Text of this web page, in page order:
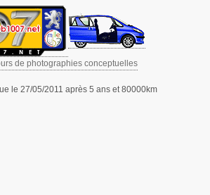
de photographies conceptuelles
le 27/05/2011 après 5 ans et 80000km